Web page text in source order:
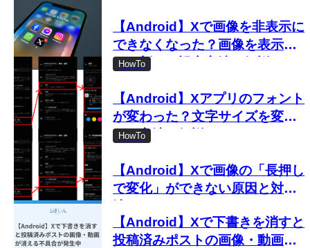
【Android】Xで画像を非表示に
できなくなった？画像を表示し
ない新しい設定方法を解説
HowTo
【Android】Xアプリのフォント
が変わった？文字サイズを変更
する方法を解説
HowTo
【Android】Xで画像の「長押し
で変化」ができない原因と対処
【Android】Xで下書きを消すと
投稿済みポストの画像・動画が